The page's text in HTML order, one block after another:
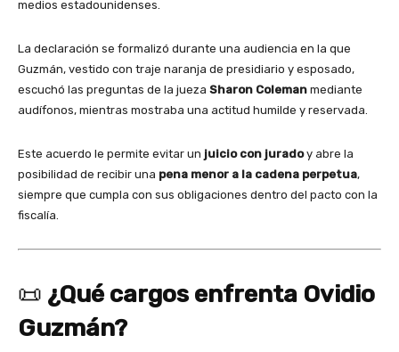
medios estadounidenses.
La declaración se formalizó durante una audiencia en la que
Guzmán, vestido con traje naranja de presidiario y esposado,
escuchó las preguntas de la jueza Sharon Coleman mediante
audífonos, mientras mostraba una actitud humilde y reservada.
Este acuerdo le permite evitar un juicio con juradoy abre la
posibilidad de recibir una pena menor a la cadena perpetua,
siempre que cumpla con sus obligaciones dentro del pacto con la
fiscalía.
📜 ¿Qué cargos enfrenta Ovidio
Guzmán?